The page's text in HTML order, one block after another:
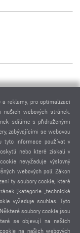
a reklamy, pro optimalizaci
webových stránek.
sdílíme s přidruženými
zabývajícími se webovou
tyto informace používat v
nebo které získali v
nevyžaduje výslovný
webových polí. Zákon
ty soubory cookie, které
[kategorie „technické
vyžaduje souhlas. Tyto
soubory cookie jsou
se objevují na našich
na našich webových